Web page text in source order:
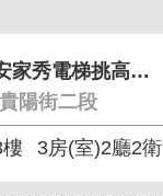
※002河景戶安家秀電梯挑高三房車
陽街二段
3房(室)2廳2衛